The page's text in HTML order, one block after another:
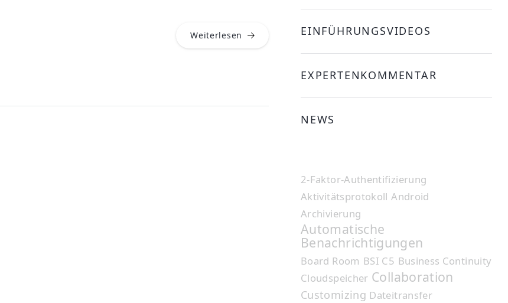
Weiterlesen EINFÜHRUNGSVIDEOS
EXPERTENKOMMENTAR
NEWS
2-Faktor-Authentifizierung
Aktivitätsprotokoll Android
Archivierung
Automatische
Benachrichtigungen
Board Room BSI C5 Business Continuity
Cloudspeicher Collaboration
Customizing Dateitransfer